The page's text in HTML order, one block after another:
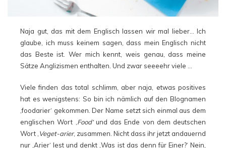
Naja gut, das mit dem Englisch lassen wir mal lieber… Ich
glaube, ich muss keinem sagen, dass mein Englisch nicht
das Beste ist. Wer mich kennt, weis genau, dass meine
Sätze Anglizismen enthalten. Und zwar seeeehr viele …
Viele finden das total schlimm, aber naja, etwas positives
hat es wenigstens: So bin ich nämlich auf den Blognamen
‚foodarier‘ gekommen. Der Name setzt sich einmal aus dem
englischen Wort ‚Food‘und das Ende von dem deutschen
Wort ‚Veget-arier‚ zusammen. Nicht dass ihr jetzt andauernd
nur ‚Arier‘ lest und denkt ‚Was ist das denn für Einer?‘ Nein,